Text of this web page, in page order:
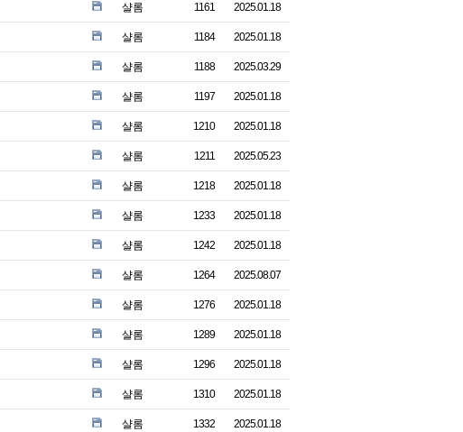
샬롬 1161 2025.01.18
샬롬 1184 2025.01.18
샬롬 1188 2025.03.29
샬롬 1197 2025.01.18
샬롬 1210 2025.01.18
샬롬 1211 2025.05.23
샬롬 1218 2025.01.18
샬롬 1233 2025.01.18
샬롬 1242 2025.01.18
샬롬 1264 2025.08.07
샬롬 1276 2025.01.18
샬롬 1289 2025.01.18
샬롬 1296 2025.01.18
샬롬 1310 2025.01.18
샬롬 1332 2025.01.18